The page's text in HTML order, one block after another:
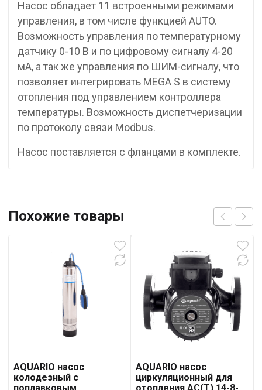
Насос обладает 11 встроенными режимами
управления, в том числе функцией AUTO.
Возможность управления по температурному
датчику 0-10 В и по цифровому сигналу 4-20
мА, а так же управления по ШИМ-сигналу, что
позволяет интегрировать MEGA S в систему
отопления под управлением контроллера
температуры. Возможность диспетчеризации
по протоколу связи Modbus.
Насос поставляется с фланцами в комплекте.
Похожие товары
AQUARIO насос
колодезный с
AQUARIO насос
циркуляционный для